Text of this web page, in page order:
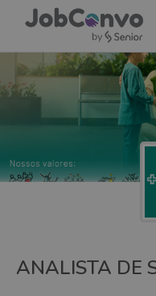
ANALISTA DE